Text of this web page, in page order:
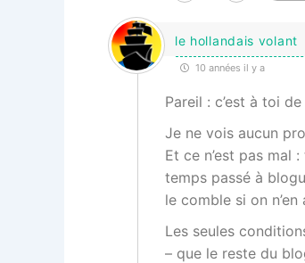
le hollandais volant
10 années il y a
Pareil : c’est à toi
Je ne vois aucun
Et ce n’est pas mal
temps passé à
le comble si on
Les seules
– que le reste du